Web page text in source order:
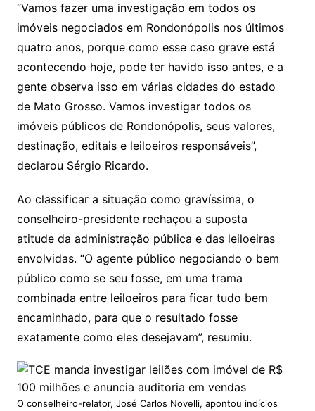
“Vamos fazer uma investigação em todos os
imóveis negociados em Rondonópolis nos últimos
quatro anos, porque como esse caso grave está
acontecendo hoje, pode ter havido isso antes, e a
gente observa isso em várias cidades do estado
de Mato Grosso. Vamos investigar todos os
imóveis públicos de Rondonópolis, seus valores,
destinação, editais e leiloeiros responsáveis”,
declarou Sérgio Ricardo.
Ao classificar a situação como gravíssima, o
conselheiro-presidente rechaçou a suposta
atitude da administração pública e das leiloeiras
envolvidas. “O agente público negociando o bem
público como se seu fosse, em uma trama
combinada entre leiloeiros para ficar tudo bem
encaminhado, para que o resultado fosse
exatamente como eles desejavam”, resumiu.
O conselheiro-relator, José Carlos Novelli, apontou indícios